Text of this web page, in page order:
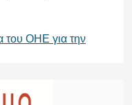
του ΟΗΕ για την